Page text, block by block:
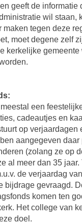
geeft de informatie
wil staan,
maken tegen deze
moet degene zelf
kerkelijke
een
cadeautjes en
op verjaardagen
aangegeven daar
(zolang ze op
al meer dan 35
de verjaardag
bijdrage gevraagd.
komen ten
Het college van
doel.